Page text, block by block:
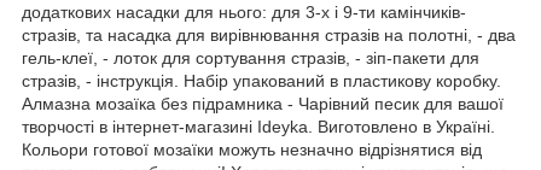
додаткових насадки для нього: для 3-х і 9-ти камінчиків-
стразів, та насадка для вирівнювання стразів на полотні, - два
гель-клеї, - лоток для сортування стразів, - зіп-пакети для
стразів, - інструкція. Набір упакований в пластикову коробку.
Алмазна мозаїка без підрамника - Чарівний песик для вашої
творчості в інтернет-магазині Ideyka. Виготовлено в Україні.
Кольори готової мозаїки можуть незначно відрізнятися від